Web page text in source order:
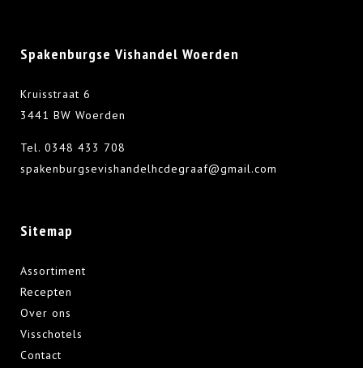
Spakenburgse Vishandel Woerden
Kruisstraat 6
3441 BW Woerden
Tel. 0348 433 708
spakenburgsevishandelhcdegraaf@gmail.com
Sitemap
Assortiment
Recepten
Over ons
Visschotels
Contact